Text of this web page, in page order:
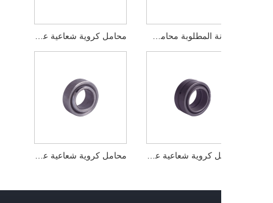
محامل كروية شعاعية عادية لا تحتاج إلى صيانة GE UK الصيانة المطلوبة محامل كروية شعاعية عادية COM HCOM
محامل كروية شعاعية عادية لا تحتاج إلى صيانة محامل كروية شعاعية عادية GE ES-2RS